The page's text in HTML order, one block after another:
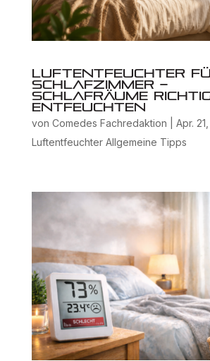
Luftentfeuchter
Schlafzimmer –
Schlafräume
entfeuchten
von Comedes Fachredaktion Apr.
Luftentfeuchter Allgemeine Tipps